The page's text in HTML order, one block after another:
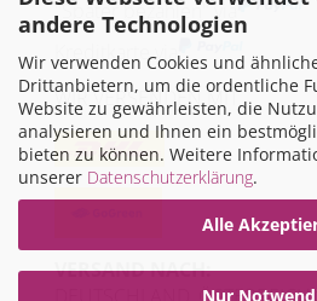
andere Technologien
Wir verwenden Cookies und
Drittanbietern, um die ordentliche
Website zu gewährleisten, die
analysieren und Ihnen ein
bieten zu können. Weitere
unserer Datenschutzerklärung.
Alle
Nur
"Später bezahlen" via
Kreditkarte via
WIR VERSENDEN MIT
VERSAND NACH: